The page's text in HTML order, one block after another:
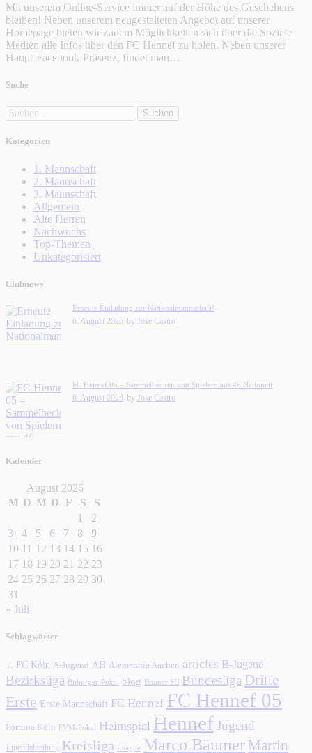
Mit unserem Online-Service immer auf der Höhe des Geschehens
bleiben! Neben unserem neugestalteten Angebot auf unserer
Homepage bieten wir zudem Möglichkeiten sich über die Soziale
Medien alle Infos über den FC Hennef zu holen. Neben unserer
Haupt-Facebook-Präsenz, findet man…
Suche
Suchen
nach:
Kategorien
1. Mannschaft
2. Mannschaft
3. Mannschaft
Allgemein
Alte Herren
Nachwuchs
Top-Themen
Unkategorisiert
Clubnews
Erneute Einladung zur Nationalmannschaft!
6. August 2026 by Jose Castro
FC Hennef 05 – Sammelbecken von Spielern aus 46 Nationen
6. August 2026 by Jose Castro
Kalender
August 2026
M D M D F S
S
1
2
3
4 5 6 7 8
9
10 11 12 13 14 15 16
17 18 19 20 21 22 23
24 25 26 27 28 29 30
31
« Juli
Schlagwörter
1. FC Köln A-Jugend AH Alemannia Aachen articles B-Jugend
Bezirksliga Bitburger-Pokal blog Bonner SC Bundesliga Dritte
Erste Erste Mannschaft FC Hennef FC Hennef 05
Fortuna Köln FVM-Pokal Heimspiel HennefJugend
Jugendabteilung Kreisliga League Marco Bäumer Martin